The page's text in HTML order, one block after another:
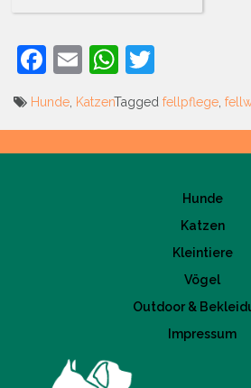
Facebook
EmailWhatsApp
Hunde, KatzenTagged fellpflege,
Navigation
Hunde
Katzen
Kleintiere
Vögel
Outdoor &
Impressum